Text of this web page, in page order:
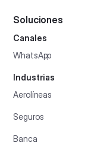
Soluciones
Canales
WhatsApp
Industrias
Aerolíneas
Seguros
Banca